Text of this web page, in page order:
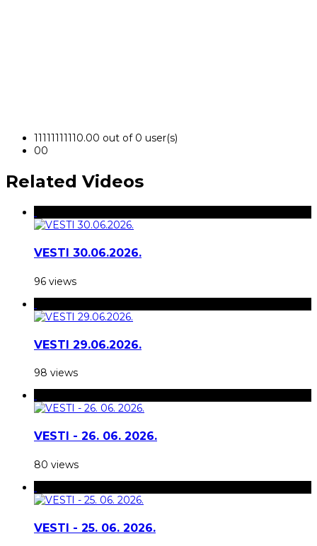
11111111110.00 out of 0 user(s)
00
Related Videos
VESTI 30.06.2026.
96 views
VESTI 29.06.2026.
98 views
VESTI - 26. 06. 2026.
80 views
VESTI - 25. 06. 2026.